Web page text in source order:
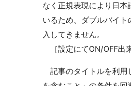
なく正規表現により日本
いるため、ダブルバイト
入してきません。
［設定にてON/OFF出
記事のタイトルを利用